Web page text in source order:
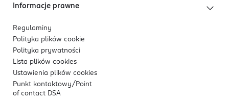
Informacje prawne
Regulaminy
Polityka plików cookie
Polityka prywatności
Lista plików cookies
Ustawienia plików cookies
Punkt kontaktowy/ Point
of contact DSA